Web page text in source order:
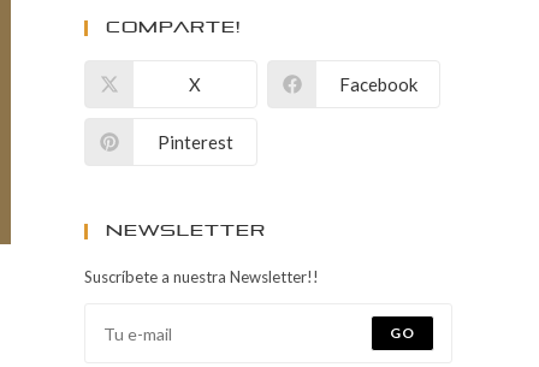
Comparte!
X Facebook
Pinterest
Newsletter
Suscríbete a nuestra Newsletter!!
GO